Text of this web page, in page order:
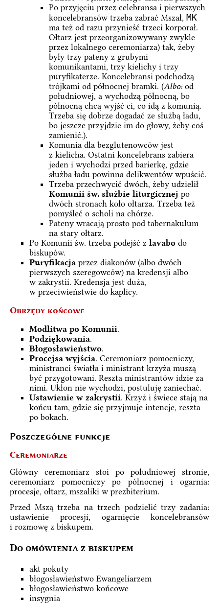
Po przyjęciu przez celebransa i pierwszych
koncelebransów trzeba zabrać Mszał, MK
ma też od razu przynieść trzeci korporał.
Ołtarz jest przeorganizowywany zwykle
przez lokalnego ceremoniarza) tak, żeby
były trzy pateny z grubymi
komunikantami, trzy kielichy i trzy
puryfikaterze. Koncelebransi podchodzą
trójkami od północnej bramki. (Albo:od
południowej, a wychodzą północną, bo
północną chcą wyjść ci, co idą z komunią.
Trzeba się dobrze dogadać ze służbą ładu,
bo jeszcze przyjdzie im do głowy, żeby coś
zamienić.).
Komunia dla bezglutenowców jest
z kielicha. Ostatni koncelebrans zabiera
jeden i wychodzi przed barierkę, gdzie
służba ładu powinna delikwentów wpuścić.
Trzeba przechwycić dwóch, żeby udzielił
Komunii św. służbie liturgicznej po
dwóch stronach koło ołtarza. Trzeba też
pomyśleć o scholi na chórze.
Pateny wracają prosto pod tabernakulum
na stary ołtarz.
Po Komunii św. trzeba podejść z lavabo do
biskupów.
Puryfikacja przez diakonów (albo dwóch
pierwszych szeregowców) na kredensji albo
w zakrystii. Kredensja jest duża,
w przeciwieństwie do kaplicy.
Obrzędy końcowe
Modlitwa po Komunii.
Podziękowania.
Błogosławieństwo.
Procejsa wyjścia. Ceremoniarz pomocniczy,
ministranci światła i ministrant krzyża muszą
być przygotowani. Reszta ministrantów idzie za
nimi. Ukłon nie wychodzi, postuluję zaniechać.
Ustawienie w zakrystii. Krzyż i świece stają na
końcu tam, gdzie się przyjmuje intencje, reszta
po bokach.
Poszczególne funkcje
Ceremoniarze
Główny ceremoniarz stoi po południowej stronie,
ceremoniarz pomocniczy po północnej i ogarnia:
procesje, ołtarz, mszaliki w prezbiterium.
Przed Mszą trzeba na trzech podzielić trzy zadania:
ustawienie procesji, ogarnięcie koncelebransów
i rozmowę z biskupem.
Do omówienia z biskupem
akt pokuty
błogosławieństwo Ewangeliarzem
błogosławieństwo końcowe
insygnia